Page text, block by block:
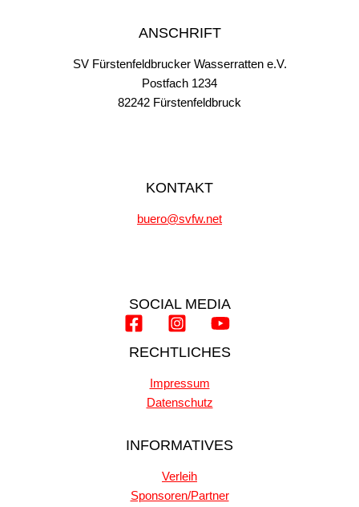
ANSCHRIFT
SV Fürstenfeldbrucker Wasserratten e.V.
Postfach 1234
82242 Fürstenfeldbruck
KONTAKT
buero@svfw.net
SOCIAL MEDIA
RECHTLICHES
Impressum
Datenschutz
INFORMATIVES
Verleih
Sponsoren/Partner